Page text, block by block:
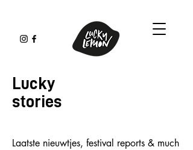
Lucky
stories
Laatste nieuwtjes, festival reports & much